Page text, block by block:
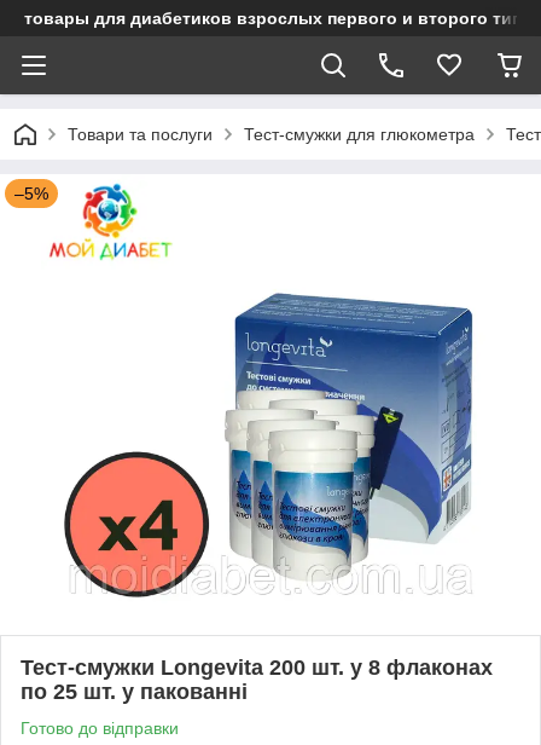
товары для диабетиков взрослых первого и второго типа
Товари та послуги Тест-смужки для глюкометра
–5%
Тест-смужки Longevita 200 шт. у 8 флаконах
по 25 шт. у пакованні
Готово до відправки